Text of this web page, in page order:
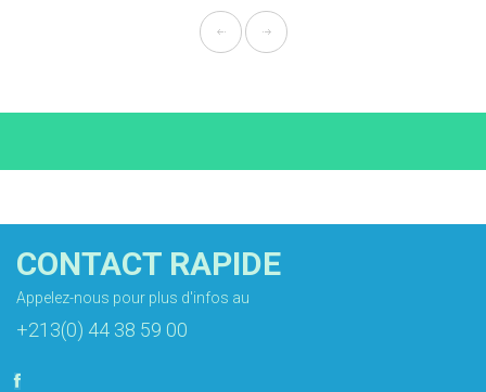
CONTACT RAPIDE
Appelez-nous pour plus d'infos au
+213(0) 44 38 59 00